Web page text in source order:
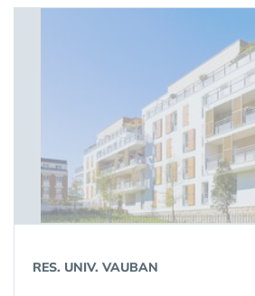
RES. UNIV. VAUBAN